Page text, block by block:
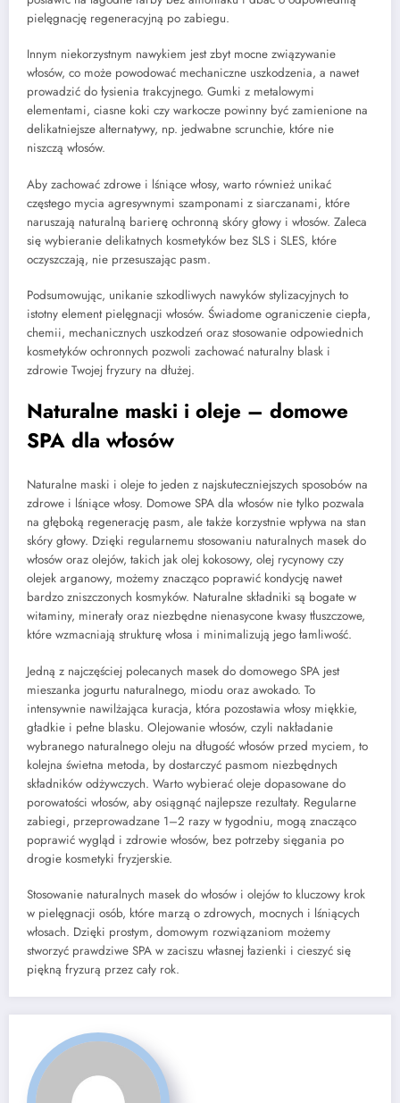
pielęgnację regeneracyjną po zabiegu.
Innym niekorzystnym nawykiem jest zbyt mocne związywanie
włosów, co może powodować mechaniczne uszkodzenia, a nawet
prowadzić do łysienia trakcyjnego. Gumki z metalowymi
elementami, ciasne koki czy warkocze powinny być zamienione na
delikatniejsze alternatywy, np. jedwabne scrunchie, które nie
niszczą włosów.
Aby zachować zdrowe i lśniące włosy, warto również unikać
częstego mycia agresywnymi szamponami z siarczanami, które
naruszają naturalną barierę ochronną skóry głowy i włosów. Zaleca
się wybieranie delikatnych kosmetyków bez SLS i SLES, które
oczyszczają, nie przesuszając pasm.
Podsumowując, unikanie szkodliwych nawyków stylizacyjnych to
istotny element pielęgnacji włosów. Świadome ograniczenie ciepła,
chemii, mechanicznych uszkodzeń oraz stosowanie odpowiednich
kosmetyków ochronnych pozwoli zachować naturalny blask i
zdrowie Twojej fryzury na dłużej.
Naturalne maski i oleje – domowe
SPA dla włosów
Naturalne maski i oleje to jeden z najskuteczniejszych sposobów na
zdrowe i lśniące włosy. Domowe SPA dla włosów nie tylko pozwala
na głęboką regenerację pasm, ale także korzystnie wpływa na stan
skóry głowy. Dzięki regularnemu stosowaniu naturalnych masek do
włosów oraz olejów, takich jak olej kokosowy, olej rycynowy czy
olejek arganowy, możemy znacząco poprawić kondycję nawet
bardzo zniszczonych kosmyków. Naturalne składniki są bogate w
witaminy, minerały oraz niezbędne nienasycone kwasy tłuszczowe,
które wzmacniają strukturę włosa i minimalizują jego łamliwość.
Jedną z najczęściej polecanych masek do domowego SPA jest
mieszanka jogurtu naturalnego, miodu oraz awokado. To
intensywnie nawilżająca kuracja, która pozostawia włosy miękkie,
gładkie i pełne blasku. Olejowanie włosów, czyli nakładanie
wybranego naturalnego oleju na długość włosów przed myciem, to
kolejna świetna metoda, by dostarczyć pasmom niezbędnych
składników odżywczych. Warto wybierać oleje dopasowane do
porowatości włosów, aby osiągnąć najlepsze rezultaty. Regularne
zabiegi, przeprowadzane 1–2 razy w tygodniu, mogą znacząco
poprawić wygląd i zdrowie włosów, bez potrzeby sięgania po
drogie kosmetyki fryzjerskie.
Stosowanie naturalnych masek do włosów i olejów to kluczowy krok
w pielęgnacji osób, które marzą o zdrowych, mocnych i lśniących
włosach. Dzięki prostym, domowym rozwiązaniom możemy
stworzyć prawdziwe SPA w zaciszu własnej łazienki i cieszyć się
piękną fryzurą przez cały rok.